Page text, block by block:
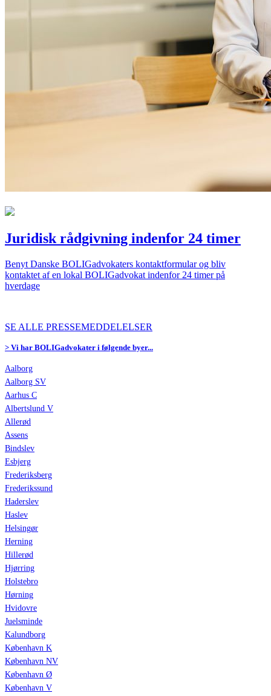
Juridisk rådgivning indenfor 24 timer
Benyt Danske BOLIGadvokaters kontaktformular og bliv
kontaktet af en lokal BOLIGadvokat indenfor 24 timer på
hverdage
SE ALLE PRESSEMEDDELELSER
> Vi har BOLIGadvokater i følgende byer...
Aalborg
Aalborg SV
Aarhus C
Albertslund V
Allerød
Assens
Bindslev
Esbjerg
Frederiksberg
Frederikssund
Haderslev
Haslev
Helsingør
Herning
Hillerød
Hjørring
Holstebro
Hørning
Hvidovre
Juelsminde
Kalundborg
København K
København NV
København Ø
København V